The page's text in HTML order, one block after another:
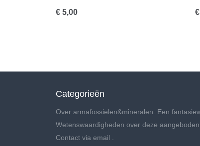
€ 5,00
Categorieën
Over armafossielen&mineralen: Een
Wetenswaardigheden over deze
Contact via email .